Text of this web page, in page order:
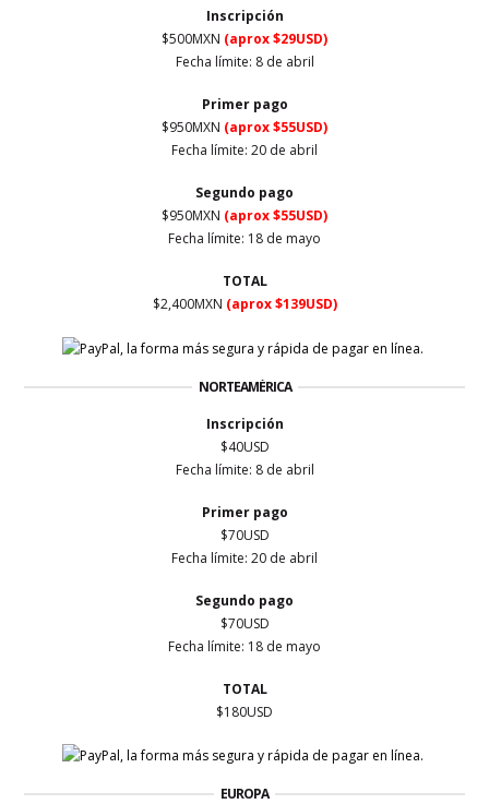
Inscripción
$500MXN (aprox $29USD)
Fecha límite: 8 de abril
Primer pago
$950MXN (aprox $55USD)
Fecha límite: 20 de abril
Segundo pago
$950MXN (aprox $55USD)
Fecha límite: 18 de mayo
TOTAL
$2,400MXN (aprox $139USD)
NORTEAMÉRICA
Inscripción
$40USD
Fecha límite: 8 de abril
Primer pago
$70USD
Fecha límite: 20 de abril
Segundo pago
$70USD
Fecha límite: 18 de mayo
TOTAL
$180USD
EUROPA